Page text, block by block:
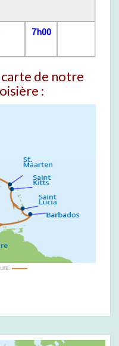
7h00
de notre
: